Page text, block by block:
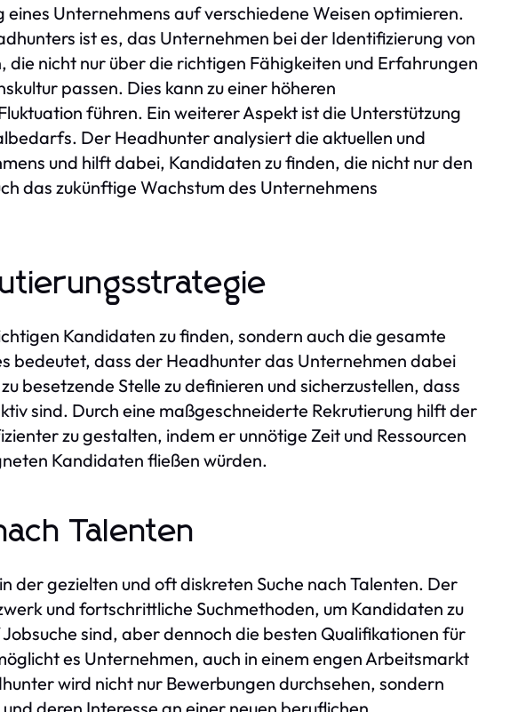
Unternehmens auf verschiedene Weisen optimieren.
ist es, das Unternehmen bei der Identifizierung von
nicht nur über die richtigen Fähigkeiten und Erfahrungen
passen. Dies kann zu einer höheren
führen. Ein weiterer Aspekt ist die Unterstützung
Der Headhunter analysiert die aktuellen und
und hilft dabei, Kandidaten zu finden, die nicht nur den
das zukünftige Wachstum des Unternehmens
Kandidaten zu finden, sondern auch die gesamte
bedeutet, dass der Headhunter das Unternehmen dabei
besetzende Stelle zu definieren und sicherzustellen, dass
sind. Durch eine maßgeschneiderte Rekrutierung hilft der
zu gestalten, indem er unnötige Zeit und Ressourcen
Kandidaten fließen würden.
Talenten
der gezielten und oft diskreten Suche nach Talenten. Der
und fortschrittliche Suchmethoden, um Kandidaten zu
sind, aber dennoch die besten Qualifikationen für
es Unternehmen, auch in einem engen Arbeitsmarkt
wird nicht nur Bewerbungen durchsehen, sondern